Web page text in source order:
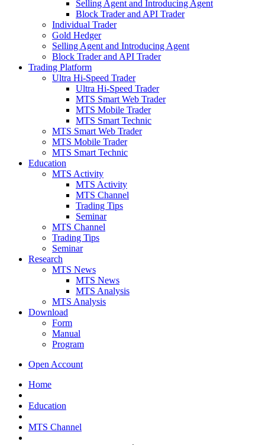
Selling Agent and Introducing Agent
Block Trader and API Trader
Individual Trader
Gold Hedger
Selling Agent and Introducing Agent
Block Trader and API Trader
Trading Platform
Ultra Hi-Speed Trader
Ultra Hi-Speed Trader
MTS Smart Web Trader
MTS Mobile Trader
MTS Smart Technic
MTS Smart Web Trader
MTS Mobile Trader
MTS Smart Technic
Education
MTS Activity
MTS Activity
MTS Channel
Trading Tips
Seminar
MTS Channel
Trading Tips
Seminar
Research
MTS News
MTS News
MTS Analysis
MTS Analysis
Download
Form
Manual
Program
Open Account
Home
Education
MTS Channel